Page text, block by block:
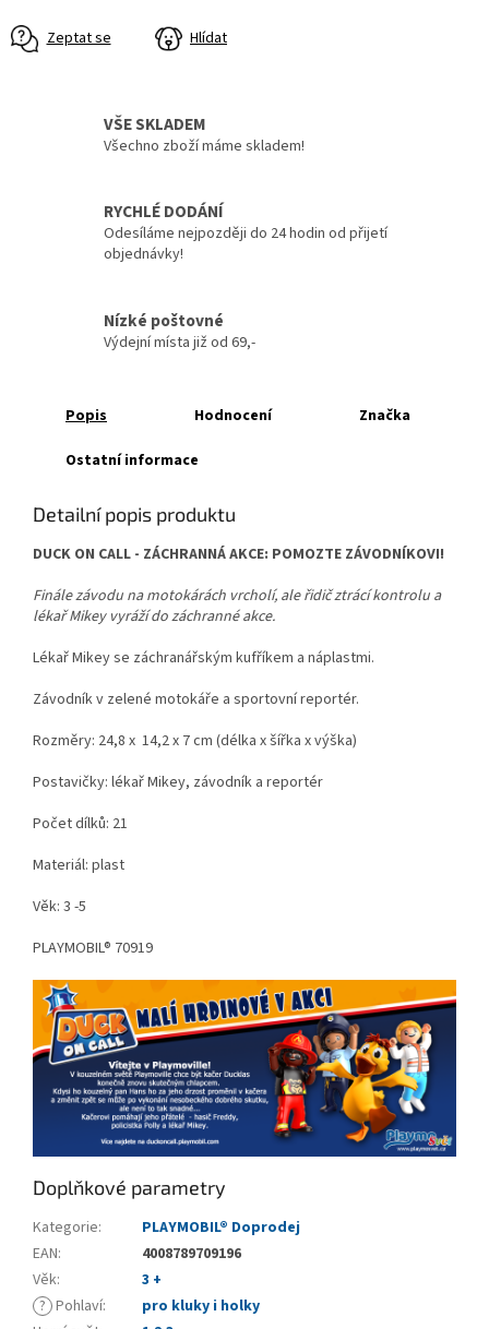
Zeptat se Hlídat
VŠE SKLADEM
Všechno zboží máme skladem!
RYCHLÉ DODÁNÍ
Odesíláme nejpozději do 24 hodin od přijetí
objednávky!
Nízké poštovné
Výdejní místa již od 69,-
Popis Hodnocení Značka
Ostatní informace
Detailní popis produktu
DUCK ON CALL - ZÁCHRANNÁ AKCE: POMOZTE ZÁVODNÍKOVI!
Finále závodu na motokárách vrcholí, ale řidič ztrácí kontrolu a
lékař Mikey vyráží do záchranné akce.
Lékař Mikey se záchranářským kufříkem a náplastmi.
Závodník v zelené motokáře a sportovní reportér.
Rozměry: 24,8 x 14,2 x 7 cm (délka x šířka x výška)
Postavičky: lékař Mikey, závodník a reportér
Počet dílků: 21
Materiál: plast
Věk: 3 -5
PLAYMOBIL® 70919
Doplňkové parametry
Kategorie:
PLAYMOBIL® Doprodej
EAN:
4008789709196
Věk:
3 +
? Pohlaví:
pro kluky i holky